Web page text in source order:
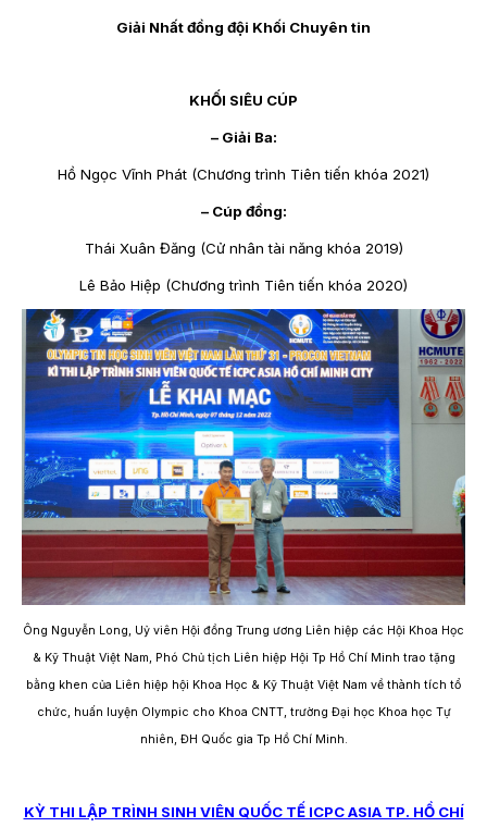
Giải Nhất đồng đội Khối Chuyên tin
KHỐI SIÊU CÚP
– Giải Ba:
Hồ Ngọc Vĩnh Phát (Chương trình Tiên tiến khóa 2021)
– Cúp đồng:
Thái Xuân Đăng (Cử nhân tài năng khóa 2019)
Lê Bảo Hiệp (Chương trình Tiên tiến khóa 2020)
Ông Nguyễn Long, Uỷ viên Hội đồng Trung ương Liên hiệp các Hội Khoa Học
& Kỹ Thuật Việt Nam, Phó Chủ tịch Liên hiệp Hội Tp Hồ Chí Minh trao tặng
bằng khen của Liên hiệp hội Khoa Học & Kỹ Thuật Việt Nam về thành tích tổ
chức, huấn luyện Olympic cho Khoa CNTT, trường Đại học Khoa học Tự
nhiên, ĐH Quốc gia Tp Hồ Chí Minh.
KỲ THI LẬP TRÌNH SINH VIÊN QUỐC TẾ ICPC ASIA TP. HỒ CHÍ